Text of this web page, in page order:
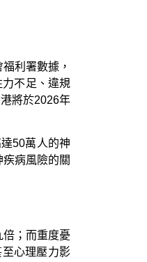
利署數據，
不足、違規
將於2026年
50萬人的神
病風險的關
；而重度憂
心理壓力影